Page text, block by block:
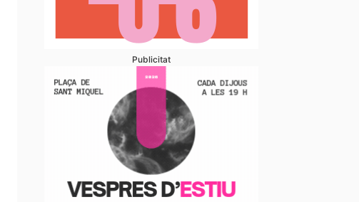
Publicitat